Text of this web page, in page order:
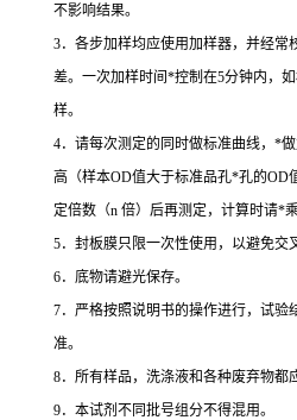
不影响结果。
3．各步加样均应使用加样器，并经常
差。一次加样时间 *控制在5分钟内，
样。
4．请每次测定的同时做标准曲线， *
高（样本OD值大于标准品孔*孔的OD
定倍数（n 倍）后再测定，计算时请*
5．封板膜只限一次性使用，以避免交
6．底物请避光保存。
7．严格按照说明书的操作进行，试验
准。
8．所有样品，洗涤液和各种废弃物都
9．本试剂不同批号组分不得混用。